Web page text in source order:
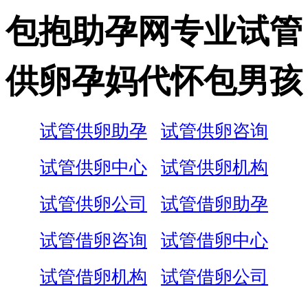
包抱助孕网专业试管
供卵孕妈代怀包男孩
试管供卵助孕
试管供卵咨询
试管供卵中心
试管供卵机构
试管供卵公司
试管借卵助孕
试管借卵咨询
试管借卵中心
试管借卵机构
试管借卵公司